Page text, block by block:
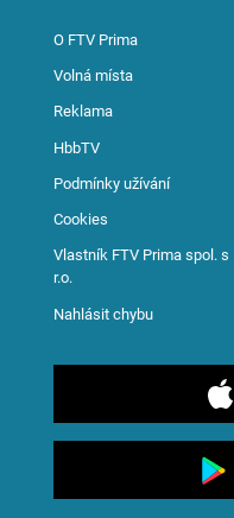
O FTV Prima
Volná místa
Reklama
HbbTV
Podmínky užívání
Cookies
Vlastník FTV Prima spol. s
r.o.
Nahlásit chybu